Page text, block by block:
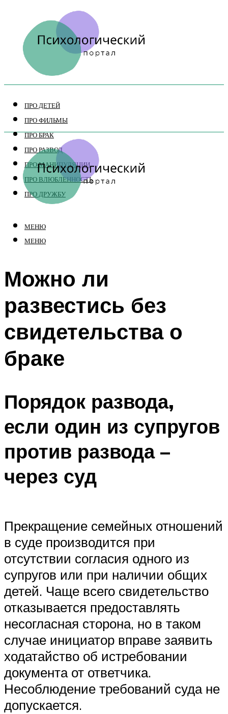
ПРО ДЕТЕЙ
ПРО ФИЛЬМЫ
ПРО БРАК
ПРО РАЗВОД
ПРО МАНИПУЛЯЦИИ
ПРО ВЛЮБЛЕННОСТЬ
ПРО ДРУЖБУ
МЕНЮ
МЕНЮ
Можно ли
развестись без
свидетельства о
браке
Порядок развода,
если один из супругов
против развода –
через суд
Прекращение семейных отношений
в суде производится при
отсутствии согласия одного из
супругов или при наличии общих
детей. Чаще всего свидетельство
отказывается предоставлять
несогласная сторона, но в таком
случае инициатор вправе заявить
ходатайство об истребовании
документа от ответчика.
Несоблюдение требований суда не
допускается.